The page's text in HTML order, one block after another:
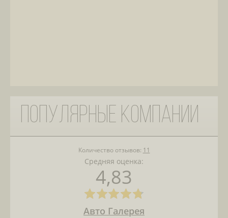
Популярные компании
Количество отзывов: 11
Средняя оценка:
4,83
Авто Галерея